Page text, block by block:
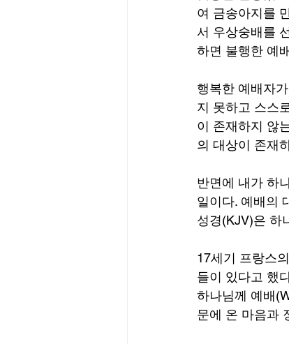
여 금송아지를
서 우상숭배를
하면 불행한 예
행복한 예배자
지 못하고 스스
이 존재하지 않
의 대상이 존재
반면에 내가 하
일이다. 예배의
성경(KJV)은 하
17세기 프랑스
들이 있다고 했
하나님께 예배
문에 온 마음과